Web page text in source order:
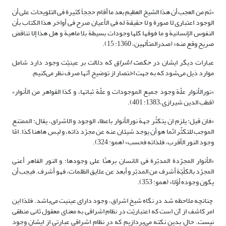
«ثم من العجب أن هذا الشیخ العظیم بعد ما أقام حججاً کثیرة فی التلویحات‏ على أن
الوجود اعتباری لا صورة و لا حقیقة له فی الأعیان صرح فی أواخر هذا الکتاب بأن
النفوس الإنسانیة و ما فوقها کلها وجودات بسیطة بلا ماهیة و هل هذا إلا تناقض
صریح وقع منه‏» (صدرالمتألهین، 1360: 15).
عبارات دیگر ایشان درحکمت اشراقکه دلالت بر عینیّت وجود دارد شامل
موارد ذیل می‌شود که به جهت اختصار از توضیح آنها صرف نظر می‌کنیم.
«نورالأنوار علّة وجود جمیع الموجودات و علّة ثباتها، و کذا القواهر من الأنوار»
(قطب الدین شیرازی،1383: 401).
«فان قیل: یلزم ان یتکثّر جهة نورالأنوار باعطاء الوجود و الاشراق، یقال: الممتنع
الموجب للتکثّر انّما هو أن یوجد شیئان عنه عن مجرّد ذاته، و لیس هاهنا کذا. امّا
وجود النور الأقرب، فلذاته فحسب»(همو: 324).
«الأنوار المجرّدة المدبّرة فی الانسان برهنّا على وجودها؛ و النور القاهر أعنی
المجرّد بالکلّیّة أشرف من المدبّر و أبعد عن علایق الظلمات، فهو أشرف. فیجب أن
یکون‏ وجوده أوّلا» (همو: 353).
چنانچه ملاحظه شد در نگاه شیخ اشراق، وجود دارای عینیت می‌باشد. فلذا این
امر کاشف از آن است که اعتباریّت در نظام اشراقی به معنای معقول ثانی منطقی
نیست. حال بدین نکته می‌پردازیم که در نظام اشراقی عبارتی از ایشان وجود